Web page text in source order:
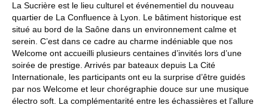
La Sucrière est le lieu culturel et événementiel du nouveau
quartier de La Confluence à Lyon. Le bâtiment historique est
situé au bord de la Saône dans un environnement calme et
serein. C’est dans ce cadre au charme indéniable que nos
Welcome ont accueilli plusieurs centaines d’invités lors d’une
soirée de prestige. Arrivés par bateaux depuis La Cité
Internationale, les participants ont eu la surprise d’être guidés
par nos Welcome et leur chorégraphie douce sur une musique
électro soft. La complémentarité entre les échassières et l’allure